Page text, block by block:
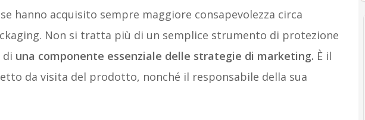
hanno acquisito sempre maggiore consapevolezza circa
Non si tratta più di un semplice strumento di protezione
di una componente essenziale delle strategie di marketing. È il
da visita del prodotto, nonché il responsabile della sua